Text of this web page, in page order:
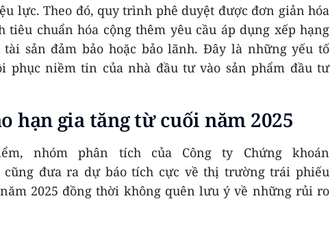
lực. Theo đó, quy trình phê duyệt được đơn giản hóa
tiêu chuẩn hóa cộng thêm yêu cầu áp dụng xếp hạng
sản đảm bảo hoặc bảo lãnh. Đây là những yếu tố
phục niềm tin của nhà đầu tư vào sản phẩm đầu tư
hạn gia tăng từ cuối năm 2025
nhóm phân tích của Công ty Chứng khoán
cũng đưa ra dự báo tích cực về thị trường trái phiếu
2025 đồng thời không quên lưu ý về những rủi ro